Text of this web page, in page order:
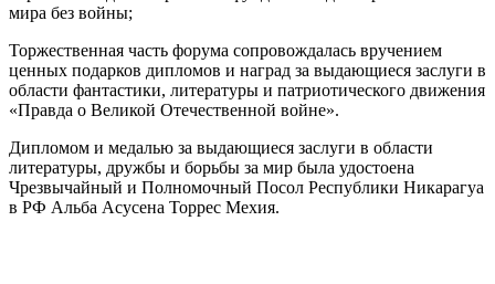
мира без войны;
Торжественная часть форума сопровождалась вручением
ценных подарков дипломов и наград за выдающиеся заслуги в
области фантастики, литературы и патриотического движения
«Правда о Великой Отечественной войне».
Дипломом и медалью за выдающиеся заслуги в области
литературы, дружбы и борьбы за мир была удостоена
Чрезвычайный и Полномочный Посол Республики Никарагуа
в РФ Альба Асусена Торрес Мехия.